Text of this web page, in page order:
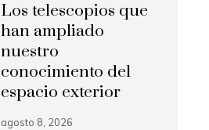
Los telescopios que
han ampliado
nuestro
conocimiento del
espacio exterior
agosto 8, 2026